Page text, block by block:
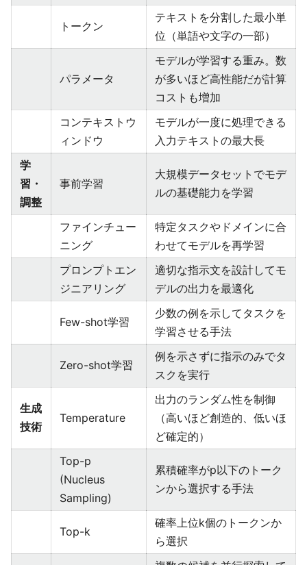
トークン
テキストを分割した最小単
位（単語や文字の一部）
パラメータ
モデルが学習する重み。数
が多いほど高性能だが計算
コストも増加
コンテキストウ
ィンドウ
モデルが一度に処理できる
入力テキストの最大長
学
習・
調整
事前学習
大規模データセットでモデ
ルの基礎能力を学習
ファインチュー
ニング
特定タスクやドメインに合
わせてモデルを再学習
プロンプトエン
ジニアリング
適切な指示文を設計してモ
デルの出力を最適化
Few-shot学習
少数の例を示してタスクを
学習させる手法
Zero-shot学習
例を示さずに指示のみでタ
スクを実行
生成
技術
Temperature
出力のランダム性を制御
（高いほど創造的、低いほ
ど確定的）
Top-p
(Nucleus
Sampling)
累積確率がp以下のトーク
ンから選択する手法
Top-k
確率上位k個のトークンか
ら選択